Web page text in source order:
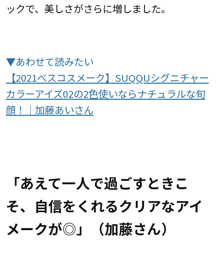
ックで、美しさがさらに増しました。
▼あわせて読みたい
【2021ベスコスメーク】SUQQUシグニチャー
カラーアイズ02の2色使いならナチュラルな旬
顔！｜加藤あいさん
「あえて一人で過ごすときこ
そ、自信をくれるクリアなアイ
メークが◎」（加藤さん）